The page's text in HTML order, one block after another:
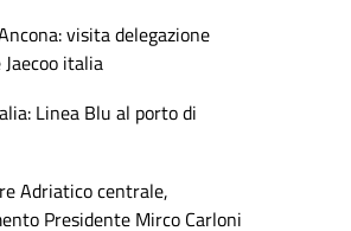
visita delegazione
Jaecoo italia
Linea Blu al porto di
Adriatico centrale,
Presidente Mirco Carloni